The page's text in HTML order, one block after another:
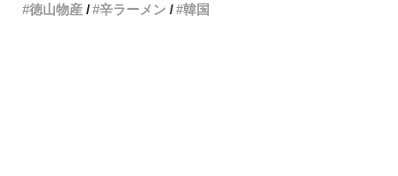
徳山物産
辛ラーメン 韓国